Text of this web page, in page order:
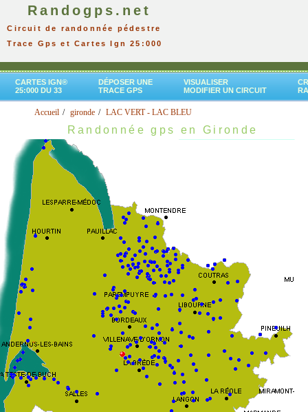
Randogps.net
Circuit de randonnée pédestre
Trace Gps et Cartes Ign 25:000
CARTES IGN®
25:000 DU 33
DÉPOSER UNE
TRACE GPS
VISUALISER
MODIFIER UN CIRCUIT
Accueil gironde LAC VERT - LAC BLEU
Randonnée gps en Gironde